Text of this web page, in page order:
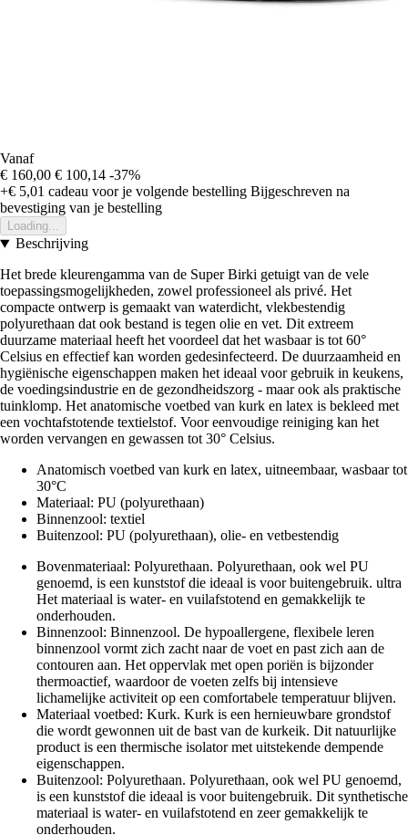
Vanaf
€ 160,00 € 100,14 -37%
+€ 5,01 cadeau voor je volgende bestelling Bijgeschreven na
bevestiging van je bestelling
Loading...
Beschrijving
Het brede kleurengamma van de Super Birki getuigt van de vele
toepassingsmogelijkheden, zowel professioneel als privé. Het
compacte ontwerp is gemaakt van waterdicht, vlekbestendig
polyurethaan dat ook bestand is tegen olie en vet. Dit extreem
duurzame materiaal heeft het voordeel dat het wasbaar is tot 60°
Celsius en effectief kan worden gedesinfecteerd. De duurzaamheid en
hygiënische eigenschappen maken het ideaal voor gebruik in keukens,
de voedingsindustrie en de gezondheidszorg - maar ook als praktische
tuinklomp. Het anatomische voetbed van kurk en latex is bekleed met
een vochtafstotende textielstof. Voor eenvoudige reiniging kan het
worden vervangen en gewassen tot 30° Celsius.
Anatomisch voetbed van kurk en latex, uitneembaar, wasbaar tot
30°C
Materiaal: PU (polyurethaan)
Binnenzool: textiel
Buitenzool: PU (polyurethaan), olie- en vetbestendig
Bovenmateriaal: Polyurethaan. Polyurethaan, ook wel PU
genoemd, is een kunststof die ideaal is voor buitengebruik. ultra
Het materiaal is water- en vuilafstotend en gemakkelijk te
onderhouden.
Binnenzool: Binnenzool. De hypoallergene, flexibele leren
binnenzool vormt zich zacht naar de voet en past zich aan de
contouren aan. Het oppervlak met open poriën is bijzonder
thermoactief, waardoor de voeten zelfs bij intensieve
lichamelijke activiteit op een comfortabele temperatuur blijven.
Materiaal voetbed: Kurk. Kurk is een hernieuwbare grondstof
die wordt gewonnen uit de bast van de kurkeik. Dit natuurlijke
product is een thermische isolator met uitstekende dempende
eigenschappen.
Buitenzool: Polyurethaan. Polyurethaan, ook wel PU genoemd,
is een kunststof die ideaal is voor buitengebruik. Dit synthetische
materiaal is water- en vuilafstotend en zeer gemakkelijk te
onderhouden.